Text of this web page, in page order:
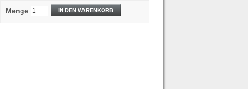
Menge IN DEN WARENKORB